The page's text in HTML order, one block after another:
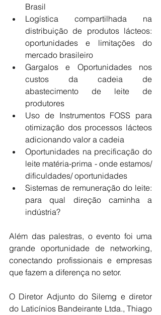
Brasil
Logística compartilhada na
distribuição de produtos lácteos:
oportunidades e limitações do
mercado brasileiro
Gargalos e Oportunidades nos
custos da cadeia de
abastecimento de leite de
produtores
Uso de Instrumentos FOSS para
otimização dos processos lácteos
adicionando valor a cadeia
Oportunidades na precificação do
leite matéria-prima - onde estamos/
dificuldades/ oportunidades
Sistemas de remuneração do leite:
para qual direção caminha a
indústria?
Além das palestras, o evento foi uma
grande oportunidade de networking,
conectando profissionais e empresas
que fazem a diferença no setor.
O Diretor Adjunto do Silemg e diretor
do Laticínios Bandeirante Ltda., Thiago